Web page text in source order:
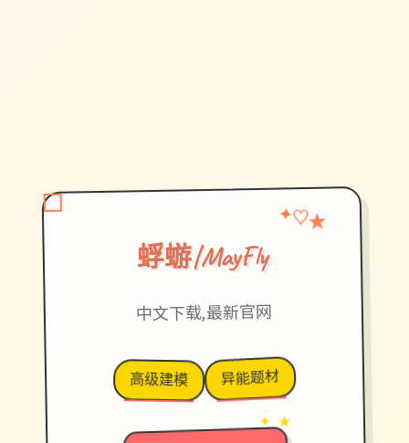
蜉蝣|MayFly
✦ ♡
★
中文下载,最新官网
高级建模 异能题材
→
✦ ★